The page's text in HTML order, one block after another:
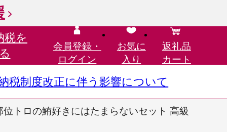
税を
会員登録・
ログイン
お気に
入り
返礼品
カート
税制度改正に伴う影響について
トロの鮪好きにはたまらないセット 高級